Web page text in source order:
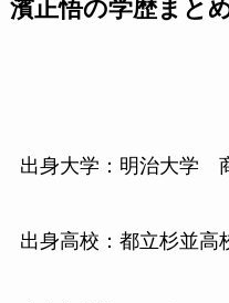
濱正悟の学歴まと
出身大学：明治大学
出身高校：都立杉並高